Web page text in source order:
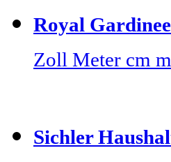
Royal
Zoll Meter cm
Sichler